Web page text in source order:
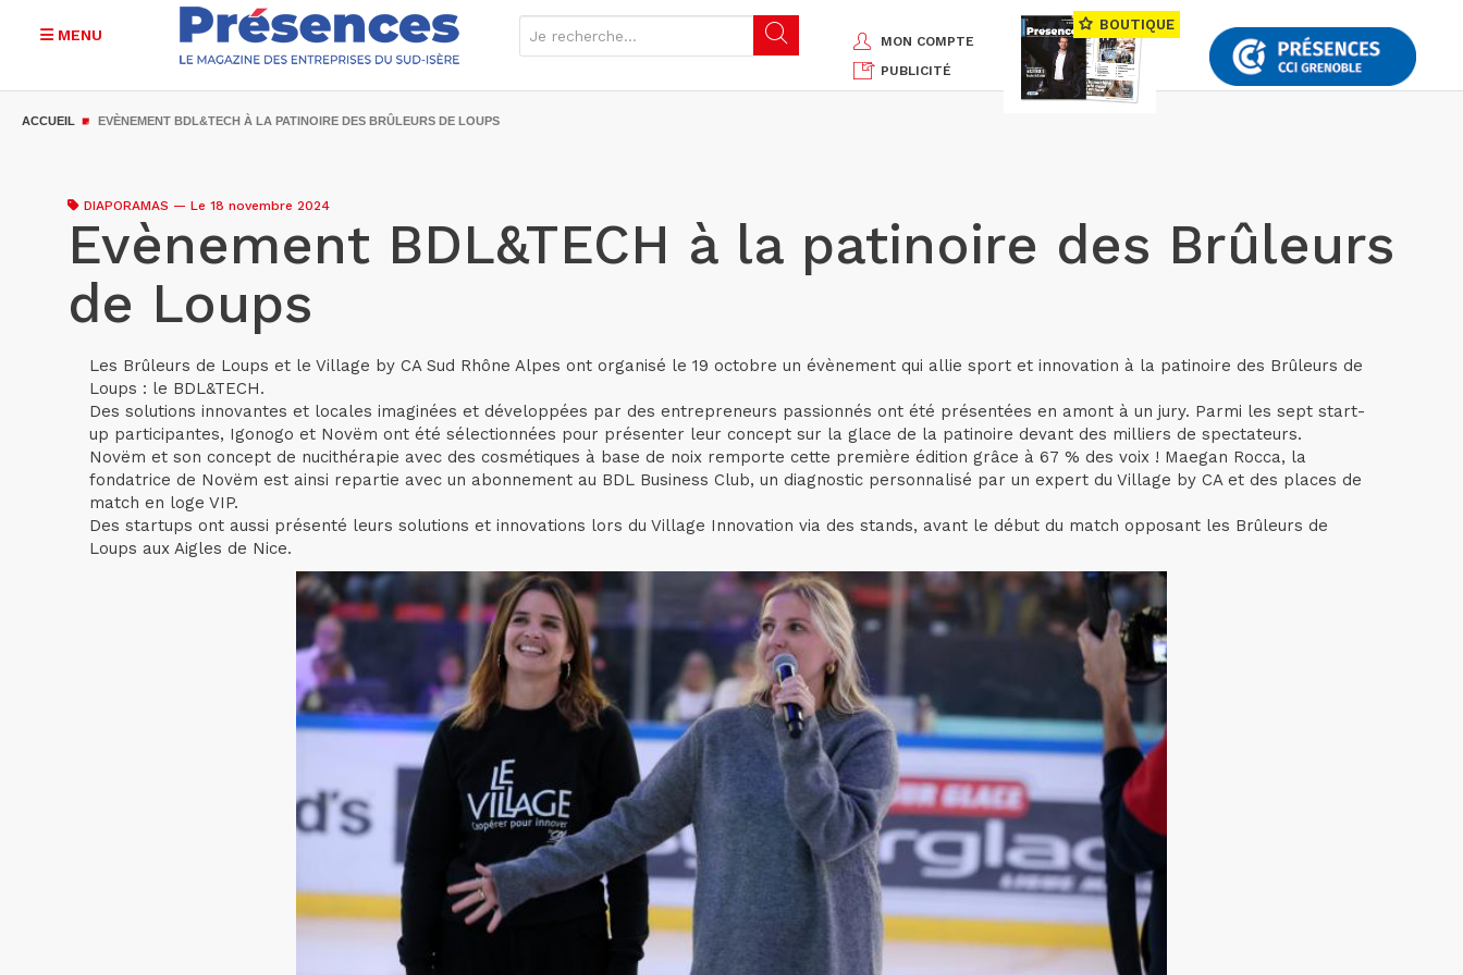
MENU
MON COMPTE
PUBLICITÉ
BOUTIQUE
ACCUEIL EVÈNEMENT BDL&TECH À LA PATINOIRE DES BRÛLEURS DE LOUPS
DIAPORAMAS — Le 18 novembre 2024
Evènement BDL&TECH à la patinoire des Brûleurs
de Loups
Les Brûleurs de Loups et le Village by CA Sud Rhône Alpes ont organisé le 19 octobre un évènement qui allie sport et innovation à la patinoire des Brûleurs de
Loups : le BDL&TECH.
Des solutions innovantes et locales imaginées et développées par des entrepreneurs passionnés ont été présentées en amont à un jury. Parmi les sept start-
up participantes, Igonogo et Novëm ont été sélectionnées pour présenter leur concept sur la glace de la patinoire devant des milliers de spectateurs.
Novëm et son concept de nucithérapie avec des cosmétiques à base de noix remporte cette première édition grâce à 67 % des voix ! Maegan Rocca, la
fondatrice de Novëm est ainsi repartie avec un abonnement au BDL Business Club, un diagnostic personnalisé par un expert du Village by CA et des places de
match en loge VIP.
Des startups ont aussi présenté leurs solutions et innovations lors du Village Innovation via des stands, avant le début du match opposant les Brûleurs de
Loups aux Aigles de Nice.